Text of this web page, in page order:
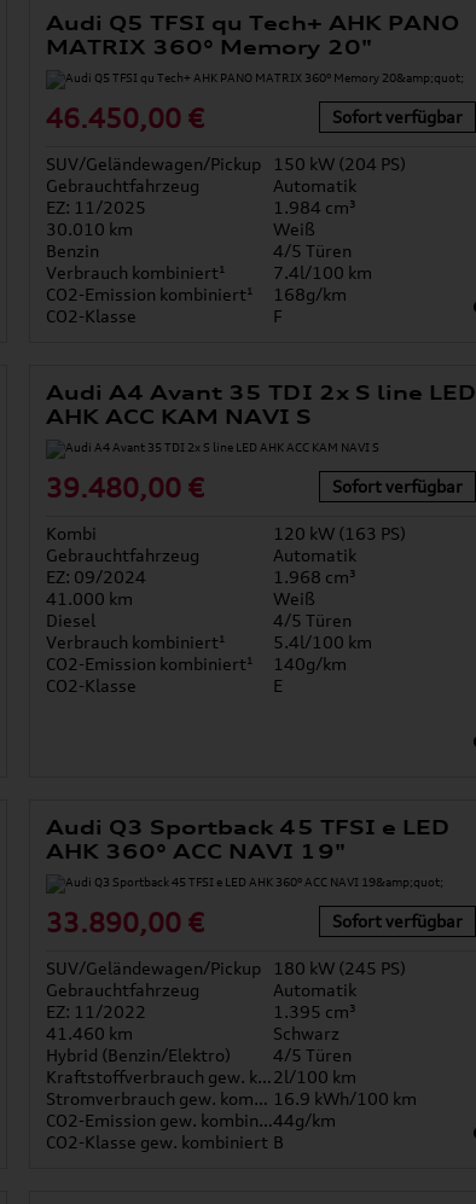
Audi Q5 TFSI qu Tech+ AHK PANO
MATRIX 360° Memory 20"
46.450,00 € Sofort verfügbar
SUV/Geländewagen/Pickup
150 kW (204 PS)
Gebrauchtfahrzeug
Automatik
EZ: 11/2025
1.984 cm³
30.010 km
Weiß
Benzin
4/5 Türen
Verbrauch kombiniert¹
7.4l/100 km
CO2-Emission kombiniert¹
168g/km
CO2-Klasse
F
Audi A4 Avant 35 TDI 2x S line LED
AHK ACC KAM NAVI S
39.480,00 € Sofort verfügbar
Kombi
120 kW (163 PS)
Gebrauchtfahrzeug
Automatik
EZ: 09/2024
1.968 cm³
41.000 km
Weiß
Diesel
4/5 Türen
Verbrauch kombiniert¹
5.4l/100 km
CO2-Emission kombiniert¹
140g/km
CO2-Klasse
E
Audi Q3 Sportback 45 TFSI e LED
AHK 360° ACC NAVI 19"
33.890,00 € Sofort verfügbar
SUV/Geländewagen/Pickup
180 kW (245 PS)
Gebrauchtfahrzeug
Automatik
EZ: 11/2022
1.395 cm³
41.460 km
Schwarz
Hybrid (Benzin/Elektro)
4/5 Türen
Kraftstoffverbrauch gew. kombiniert2l/100 km
Stromverbrauch gew. kombiniert 16.9 kWh/100 km
CO2-Emission gew. kombiniert44g/km
CO2-Klasse gew. kombiniert B